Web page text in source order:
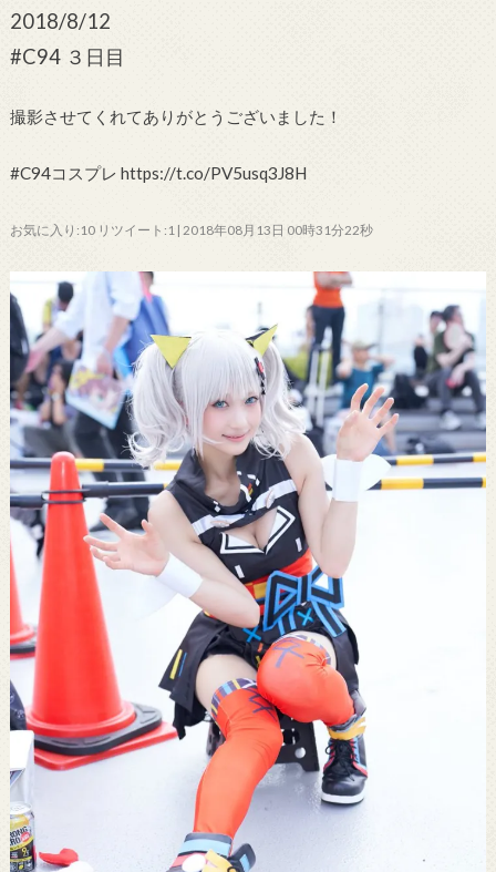
2018/8/12
#C94 ３日目
撮影させてくれてありがとうございました！
#C94コスプレ https://t.co/PV5usq3J8H
お気に入り:10 リツイート:1 | 2018年08月13日 00時31分22秒